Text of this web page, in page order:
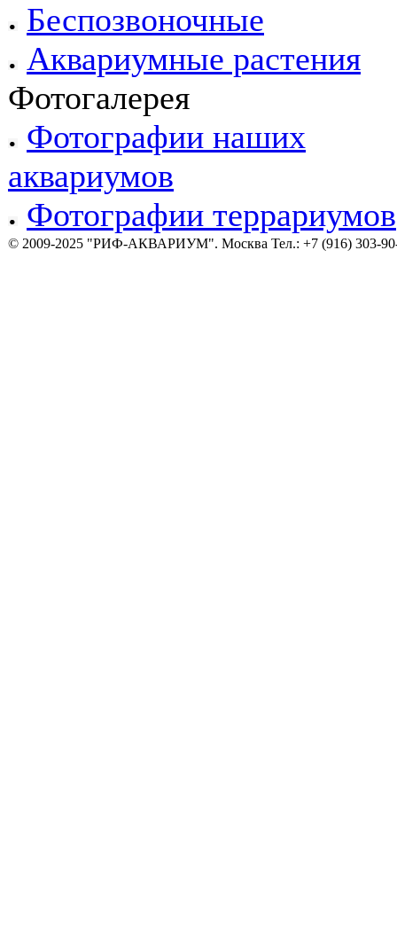
Беспозвоночные
Аквариумные растения
Фотогалерея
Фотографии наших
аквариумов
Фотографии террариумов
© 2009-2025 "РИФ-АКВАРИУМ". Москва Тел.: +7 (916) 303-